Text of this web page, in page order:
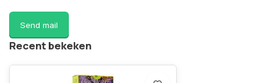
Send mail
Recent bekeken